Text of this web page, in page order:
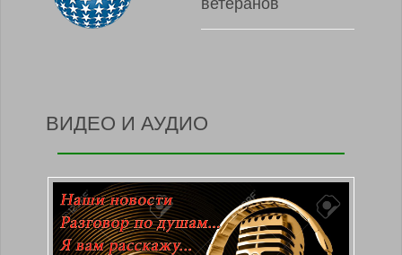
ВИДЕО И АУДИО